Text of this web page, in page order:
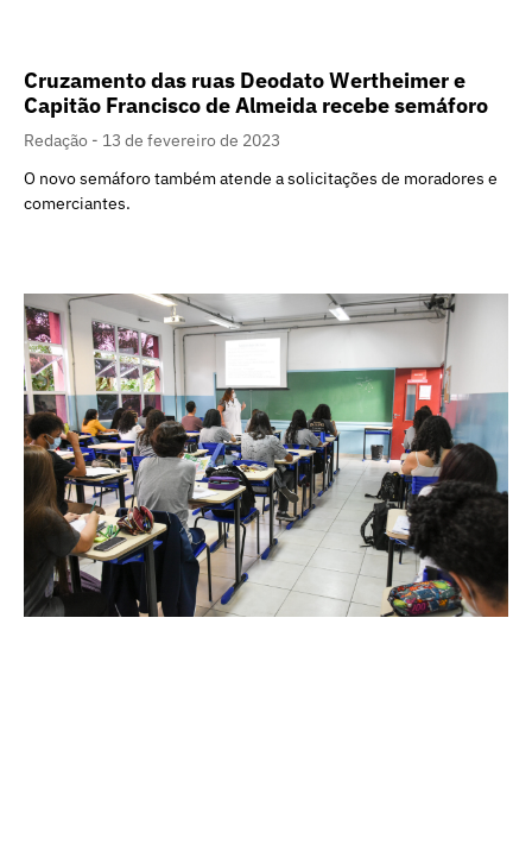
Cruzamento das ruas Deodato Wertheimer e
Capitão Francisco de Almeida recebe semáforo
Redação
13 de fevereiro de 2023
O novo semáforo também atende a solicitações de moradores e
comerciantes.